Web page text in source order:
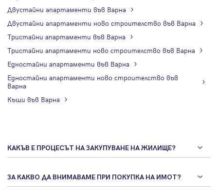
Двустайни апартаменти във Варна
Двустайни апартаменти ново строителство във Варна
Тристайни апартаменти във Варна
Тристайни апартаменти ново строителство във Варна
Едностайни апартаменти във Варна
Едностайни апартаменти ново строителство във
Варна
Къщи във Варна
КАКЪВ Е ПРОЦЕСЪТ НА ЗАКУПУВАНЕ НА ЖИЛИЩЕ?
ЗА КАКВО ДА ВНИМАВАМЕ ПРИ ПОКУПКА НА ИМОТ?